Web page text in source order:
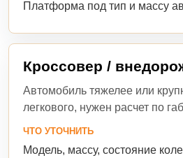
Платформа под тип и массу
Кроссовер /
Автомобиль тяжелее или
легкового, нужен расчет по
ЧТО УТОЧНИТЬ
Модель, массу, состояние